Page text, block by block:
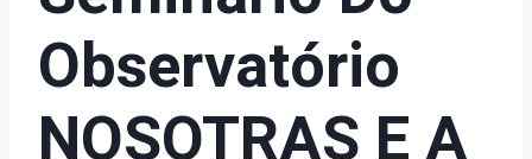
Observatório
NOSOTRAS E A